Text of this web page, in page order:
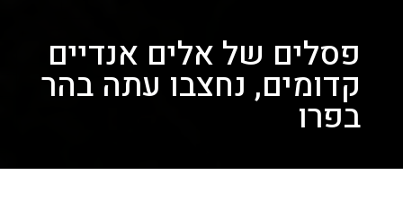
פסלים של אלים אנדיים
קדומים, נחצבו עתה בהר
בפרו